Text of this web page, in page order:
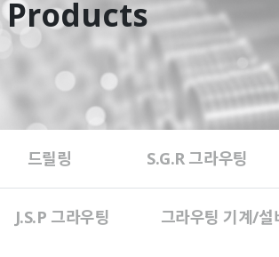
Products
드릴링 S.G.R 그라우팅
J.S.P 그라우팅 그라우팅 기계/설